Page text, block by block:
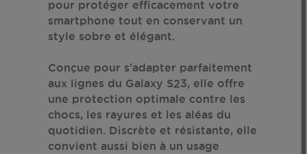
pour protéger efficacement votre
smartphone tout en conservant un
style sobre et élégant.
Conçue pour s’adapter parfaitement
aux lignes du Galaxy S23, elle offre
une protection optimale contre les
chocs, les rayures et les aléas du
quotidien. Discrète et résistante, elle
convient aussi bien à un usage